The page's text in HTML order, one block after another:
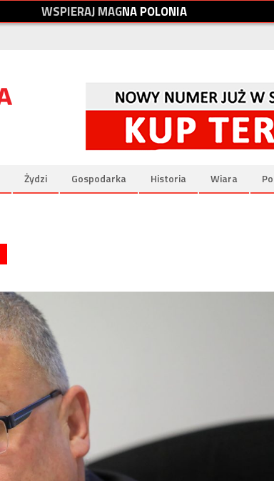
WSPIERAJMAGNAPOLONIA
Żydzi Gospodarka Historia Wiara